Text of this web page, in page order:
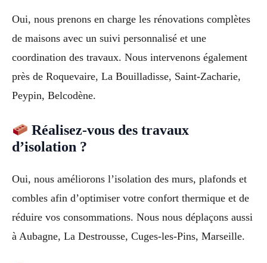
Oui, nous prenons en charge les rénovations complètes
de maisons avec un suivi personnalisé et une
coordination des travaux. Nous intervenons également
près de Roquevaire, La Bouilladisse, Saint-Zacharie,
Peypin, Belcodène.
Réalisez-vous des travaux
d’isolation ?
Oui, nous améliorons l’isolation des murs, plafonds et
combles afin d’optimiser votre confort thermique et de
réduire vos consommations. Nous nous déplaçons aussi
à Aubagne, La Destrousse, Cuges-les-Pins, Marseille.